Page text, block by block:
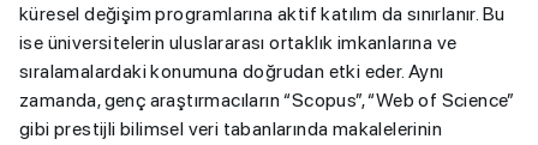
küresel değişim programlarına aktif katılım da sınırlanır. Bu
ise üniversitelerin uluslararası ortaklık imkanlarına ve
sıralamalardaki konumuna doğrudan etki eder. Aynı
zamanda, genç araştırmacıların “Scopus”, “Web of Science”
gibi prestijli bilimsel veri tabanlarında makalelerinin